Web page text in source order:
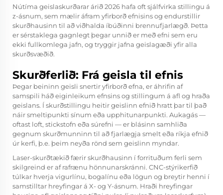
Nútíma geislaskurðarar árið 2026 hafa oft sjálfvirka stillingu á
z-ásnum, sem mælir áfram yfirborð efnisins og endurstillir
skurðhausinn til að viðhalda íbúðinni brennufjarlægð. Þetta
er sérstaklega gagnlegt þegar unnið er með efni sem eru
ekki fullkomlega jafn, og tryggir jafna geislagæði yfir alla
skurðsvæðið.
Skurðferlið: Frá geisla til efnis
Þegar beininn geisli snertir yfirborð efna, er áhrifin af
samspili háð eiginleikum efnsins og stillingum á afl og hraða
geislans. Í skurðstillingu heitir geislinn efnið hratt þar til það
náir smeltipunkti sínum eða upphitunarpunkti. Aukagás —
oftast loft, stickstofn eða súrefni — er blásinn samhliða
gegnum skurðmunninn til að fjarlægja smelt eða ríkja efnið
úr kerfi, þ.e. þeim neyða rönd sem geislinn myndar.
Laser-skurðtækið færir skurðhausinn í forrituðum ferli sem
skilgreind er af rafrænu hönnunarskránni. CNC-stýrikerfið
túlkar hverja vigurlínu, bogalínu eða lögun og breytir henni í
samstilltar hreyfingar á X- og Y-ásnum. Hraði hreyfingar